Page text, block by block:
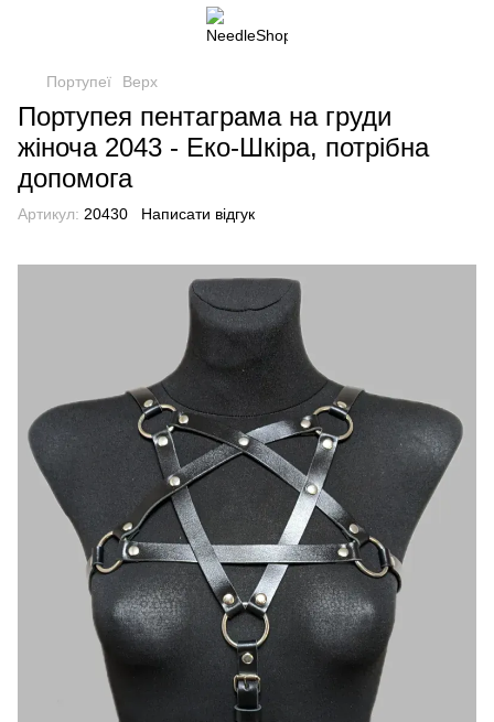
Портупеї Верх
Портупея пентаграма на груди
жіноча 2043 - Еко-Шкіра, потрібна
допомога
Артикул: 20430 Написати відгук